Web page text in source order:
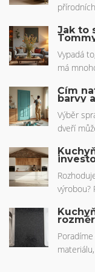
Jak to
Vypadá
má
estetiku.
ke
Čím
barvy
Výběr
dveří
jsou
vzhledu.
kdy
výrobou?
na co si